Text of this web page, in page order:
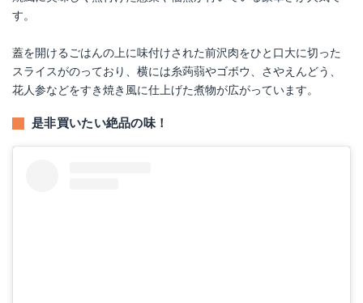
す。
蓋を開けるごはんの上に味付けされた前沢肉をひと口大に切った
スライスがのっており、横には糸蒟蒻やゴボウ、さやえんどう、
花人参などをすき焼き風に仕上げた煮物が広がっています。
是非買いたい絶品の味！